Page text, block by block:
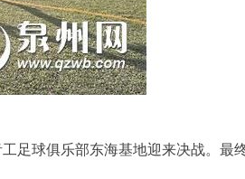
工足球俱乐部东海基地迎来决战。最